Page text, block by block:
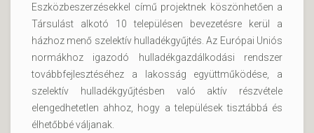
Eszközbeszerzésekkel című projektnek köszönhetően a
Társulást alkotó 10 településen bevezetésre kerül a
házhoz menő szelektív hulladékgyűjtés. Az Európai Uniós
normákhoz igazodó hulladékgazdálkodási rendszer
továbbfejlesztéséhez a lakosság együttműködése, a
szelektív hulladékgyűjtésben való aktív részvétele
elengedhetetlen ahhoz, hogy a települések tisztábbá és
élhetőbbé váljanak.